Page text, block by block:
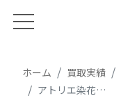
ホーム 買取実績
アトリエ染花 フラワー装飾 ネックレス